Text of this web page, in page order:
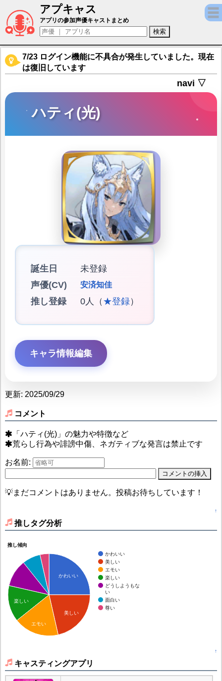
アプキャス
ハティ(光)（声優：安済知佳)【ファイアー
アプリの参加声優キャストまとめ
7/23 ログイン機能に不具合が発生していました。現在
は復旧しています
navi ▽
ハティ(光)
誕生日
未登録
声優(CV)
安済知佳
推し登録 0人（ ★登録）
キャラ情報編集
更新: 2025/09/29
コメント
「ハティ(光)」の魅力や特徴など
荒らし行為や誹謗中傷、ネガティブな発言は禁止です
お名前:
💡まだコメントはありません。投稿お待ちしています！
↑
推しタグ分析
推し傾向
かわいい
美しい
エモい
楽しい
どうしようもな
い
面白い
尊い
かわいい
美しい
楽しい
エモい
↑
キャスティングアプリ